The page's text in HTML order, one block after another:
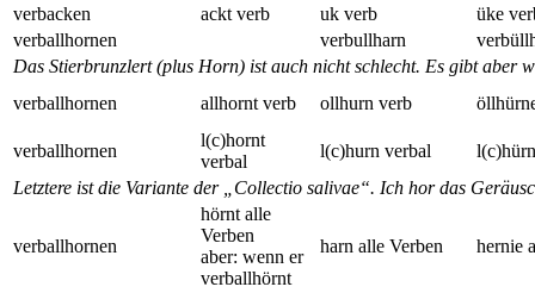
verbacken
ackt verb uk verb
üke
verballhornen
verbullharn
Das Stierbrunzlert (plus Horn) ist auch nicht schlecht. Es gibt aber
verballhornen
allhornt verb ollhurn verb
verballhornen
l(c)hornt
verbal
l(c)hurn verbal
Letztere ist die Variante der „Collectio salivae“. Ich hor das
verballhornen
hörnt alle
Verben
aber: wenn er
verballhörnt
harn alle Verben hernie